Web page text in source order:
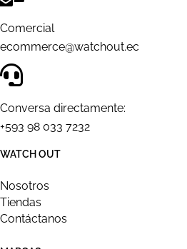
Comercial
ecommerce@watchout.ec
Conversa directamente:
+593 98 033 7232
WATCH OUT
Nosotros
Tiendas
Contáctanos